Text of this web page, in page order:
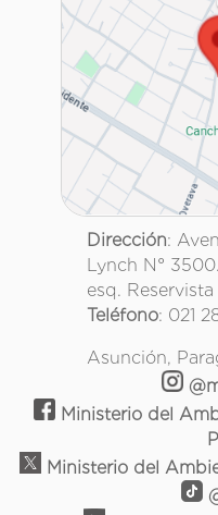
Dirección:
Lynch N° 3500.
esq.
Teléfono: 021
Asunción,
Ministerio del
Ministerio del